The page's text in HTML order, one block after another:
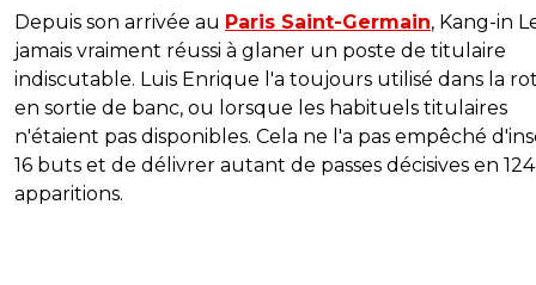
Depuis son arrivée au Paris Saint-Germain, Kang-in
jamais vraiment réussi à glaner un poste de titulaire
indiscutable. Luis Enrique l'a toujours utilisé dans la
en sortie de banc, ou lorsque les habituels titulaires
n'étaient pas disponibles. Cela ne l'a pas empêché
16 buts et de délivrer autant de passes décisives en 124
apparitions.